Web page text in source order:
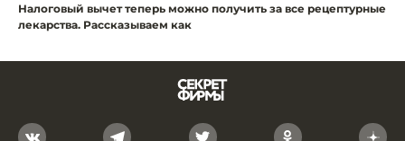
Налоговый вычет теперь можно получить за все рецептурные
лекарства. Рассказываем как